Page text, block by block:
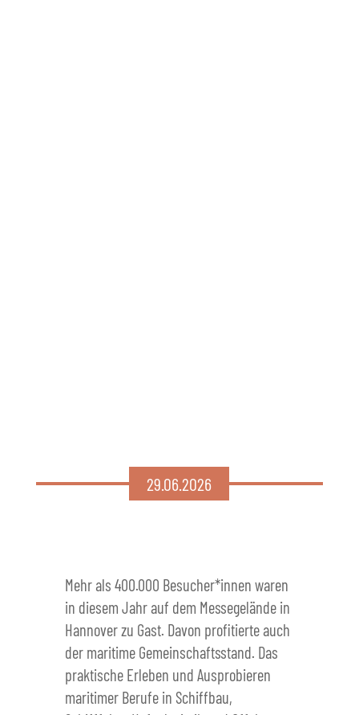
29.06.2026
Mehr als 400.000 Besucher*innen waren
in diesem Jahr auf dem Messegelände in
Hannover zu Gast. Davon profitierte auch
der maritime Gemeinschaftsstand. Das
praktische Erleben und Ausprobieren
maritimer Berufe in Schiffbau,